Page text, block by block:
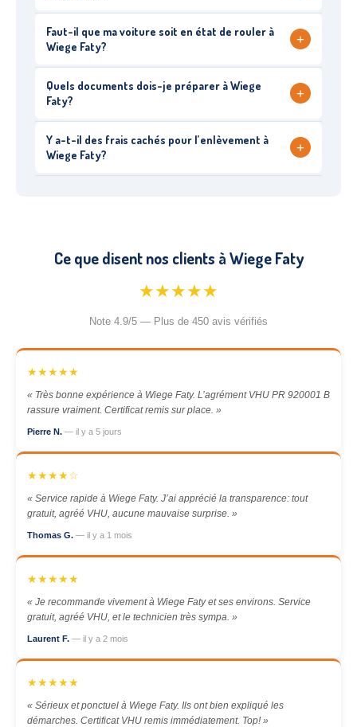
Faut-il que ma voiture soit en état de rouler à
Wiege Faty?
+
Quels documents dois-je préparer à Wiege
Faty?
+
Y a-t-il des frais cachés pour l’enlèvement à
Wiege Faty?
+
Ce que disent nos clients à Wiege Faty
★★★★★
Note 4.9/5 — Plus de 450 avis vérifiés
★★★★★
« Très bonne expérience à Wiege Faty. L’agrément VHU PR 920001 B
rassure vraiment. Certificat remis sur place. »
Pierre N. — il y a 5 jours
★★★★☆
« Service rapide à Wiege Faty. J’ai apprécié la transparence: tout
gratuit, agréé VHU, aucune mauvaise surprise. »
Thomas G. — il y a 1 mois
★★★★★
« Je recommande vivement à Wiege Faty et ses environs. Service
gratuit, agréé VHU, et le technicien très sympa. »
Laurent F. — il y a 2 mois
★★★★★
« Sérieux et ponctuel à Wiege Faty. Ils ont bien expliqué les
démarches. Certificat VHU remis immédiatement. Top! »